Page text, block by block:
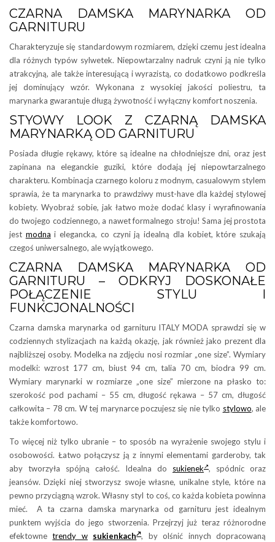
CZARNA DAMSKA MARYNARKA OD
GARNITURU
Charakteryzuje się standardowym rozmiarem, dzięki czemu jest idealna
dla różnych typów sylwetek. Niepowtarzalny nadruk czyni ją nie tylko
atrakcyjną, ale także interesującą i wyrazistą, co dodatkowo podkreśla
jej dominujący wzór. Wykonana z wysokiej jakości poliestru, ta
marynarka gwarantuje długą żywotność i wyłączny komfort noszenia.
STYOWY LOOK Z CZARNĄ DAMSKA
MARYNARKĄ OD GARNITURU
Posiada długie rękawy, które są idealne na chłodniejsze dni, oraz jest
zapinana na eleganckie guziki, które dodają jej niepowtarzalnego
charakteru. Kombinacja czarnego koloru z modnym, casualowym stylem
sprawia, że ta marynarka to prawdziwy must-have dla każdej stylowej
kobiety. Wyobraź sobie, jak łatwo może dodać klasy i wyrafinowania
do twojego codziennego, a nawet formalnego stroju! Sama jej prostota
jest modna i elegancka, co czyni ją idealną dla kobiet, które szukają
czegoś uniwersalnego, ale wyjątkowego.
CZARNA DAMSKA MARYNARKA OD
GARNITURU – ODKRYJ DOSKONAŁE
POŁĄCZENIE STYLU I
FUNKCJONALNOŚCI
Czarna damska marynarka od garnituru ITALY MODA sprawdzi się w
codziennych stylizacjach na każdą okazję, jak również jako prezent dla
najbliższej osoby. Modelka na zdjęciu nosi rozmiar „one size”. Wymiary
modelki: wzrost 177 cm, biust 94 cm, talia 70 cm, biodra 99 cm.
Wymiary marynarki w rozmiarze „one size” mierzone na płasko to:
szerokość pod pachami – 55 cm, długość rękawa – 57 cm, długość
całkowita – 78 cm. W tej marynarce poczujesz się nie tylko stylowo, ale
także komfortowo.
To więcej niż tylko ubranie – to sposób na wyrażenie swojego stylu i
osobowości. Łatwo połączysz ją z innymi elementami garderoby, tak
aby tworzyła spójną całość. Idealna do sukienek , spódnic oraz
jeansów. Dzięki niej stworzysz swoje własne, unikalne style, które na
pewno przyciągną wzrok. Własny styl to coś, co każda kobieta powinna
mieć. A ta czarna damska marynarka od garnituru jest idealnym
punktem wyjścia do jego stworzenia. Przejrzyj już teraz różnorodne
efektownetrendy w sukienkach , by olśnić innych dopracowaną